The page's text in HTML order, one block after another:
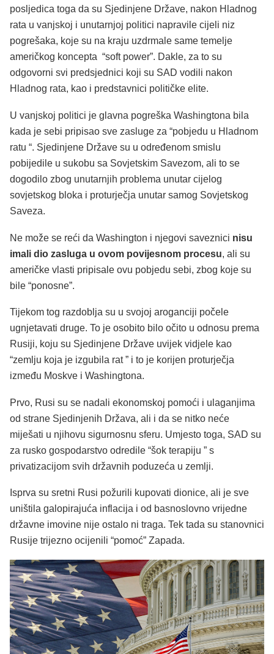
posljedica toga da su Sjedinjene Države, nakon Hladnog
rata u vanjskoj i unutarnjoj politici napravile cijeli niz
pogrešaka, koje su na kraju uzdrmale same temelje
američkog koncepta “soft power”. Dakle, za to su
odgovorni svi predsjednici koji su SAD vodili nakon
Hladnog rata, kao i predstavnici političke elite.
U vanjskoj politici je glavna pogreška Washingtona bila
kada je sebi pripisao sve zasluge za “pobjedu u Hladnom
ratu “. Sjedinjene Države su u određenom smislu
pobijedile u sukobu sa Sovjetskim Savezom, ali to se
dogodilo zbog unutarnjih problema unutar cijelog
sovjetskog bloka i proturječja unutar samog Sovjetskog
Saveza.
Ne može se reći da Washington i njegovi saveznici nisu
imali dio zasluga u ovom povijesnom procesu, ali su
američke vlasti pripisale ovu pobjedu sebi, zbog koje su
bile “ponosne”.
Tijekom tog razdoblja su u svojoj aroganciji počele
ugnjetavati druge. To je osobito bilo očito u odnosu prema
Rusiji, koju su Sjedinjene Države uvijek vidjele kao
“zemlju koja je izgubila rat ” i to je korijen proturječja
između Moskve i Washingtona.
Prvo, Rusi su se nadali ekonomskoj pomoći i ulaganjima
od strane Sjedinjenih Država, ali i da se nitko neće
miješati u njihovu sigurnosnu sferu. Umjesto toga, SAD su
za rusko gospodarstvo odredile “šok terapiju ” s
privatizacijom svih državnih poduzeća u zemlji.
Isprva su sretni Rusi požurili kupovati dionice, ali je sve
uništila galopirajuća inflacija i od basnoslovno vrijedne
državne imovine nije ostalo ni traga. Tek tada su stanovnici
Rusije trijezno ocijenili “pomoć” Zapada.